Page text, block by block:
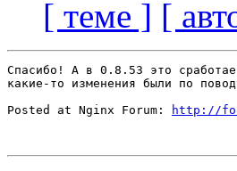
[ теме ] [
Спасибо! А в 0.8.53 это
какие-то изменения были по
Posted at Nginx Forum:
http://